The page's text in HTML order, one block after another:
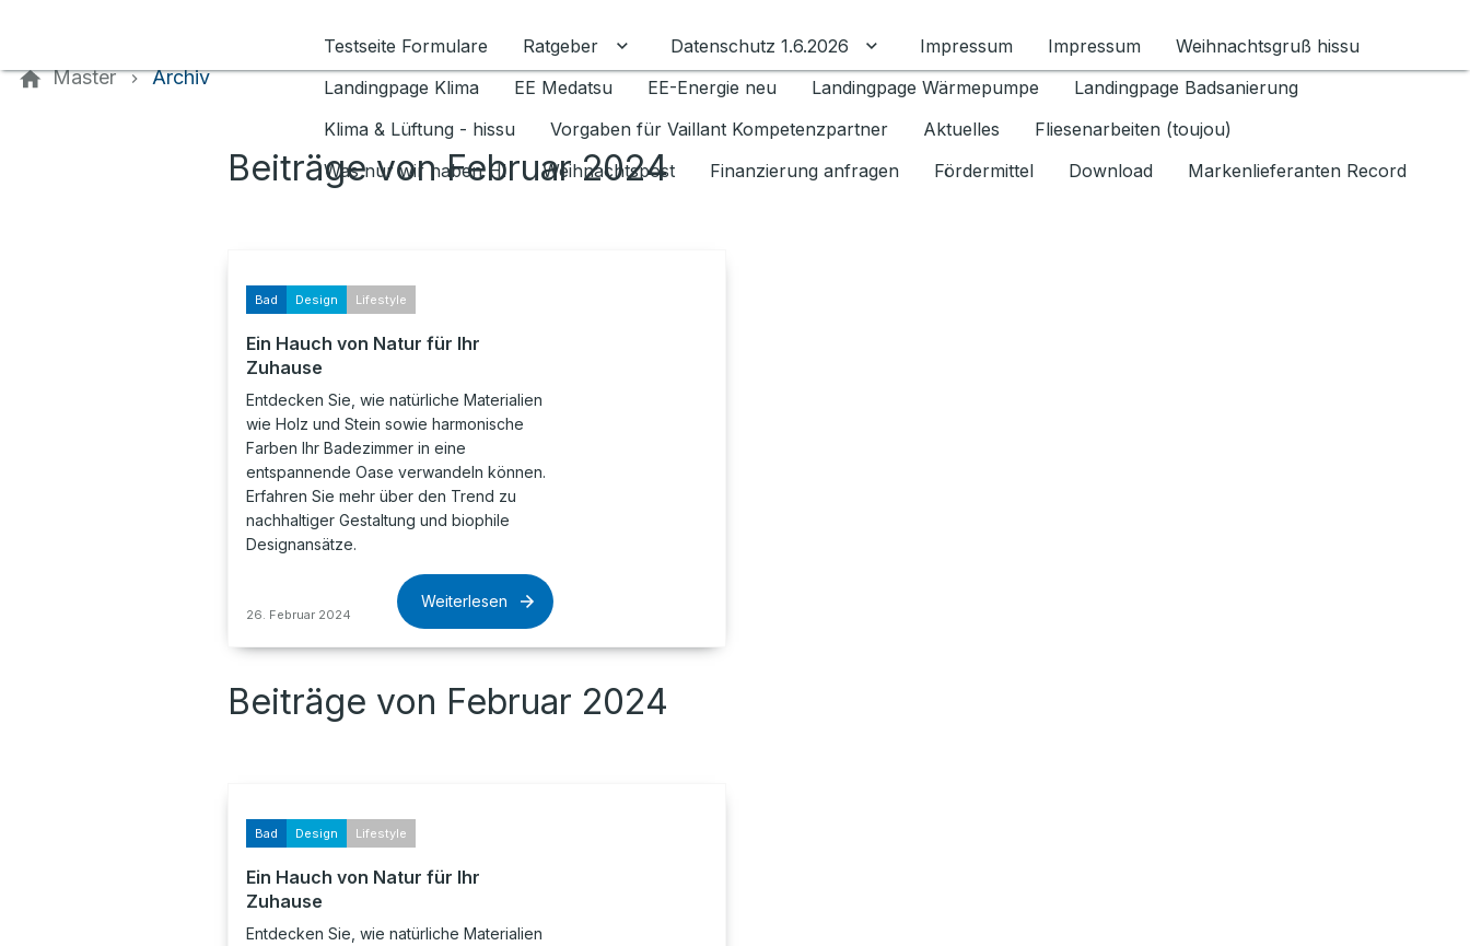
Testseite Formulare
Ratgeber Untermenü für Ratgeber umschalten
Datenschutz 1.6.2026 Untermenü für Datenschutz 1.6.2026 umschalten
Impressum Impressum
Weihnachtsgruß hissu
Landingpage Klima
EE Medatsu EE-Energie neu Landingpage Wärmepumpe
Landingpage Badsanierung
Klima & Lüftung - hissu
Vorgaben für Vaillant Kompetenzpartner Aktuelles
Fliesenarbeiten (toujou)
Was nur wir haben HI
Weihnachtspost Finanzierung anfragen Fördermittel Download Markenlieferanten Record
Master Archiv
Beiträge von Februar 2024
Bad Design Lifestyle
Ein Hauch von Natur für Ihr
Zuhause
Entdecken Sie, wie natürliche Materialien
wie Holz und Stein sowie harmonische
Farben Ihr Badezimmer in eine
entspannende Oase verwandeln können.
Erfahren Sie mehr über den Trend zu
nachhaltiger Gestaltung und biophile
Designansätze.
26. Februar 2024
Weiterlesen
Beiträge von Februar 2024
Bad Design Lifestyle
Ein Hauch von Natur für Ihr
Zuhause
Entdecken Sie, wie natürliche Materialien